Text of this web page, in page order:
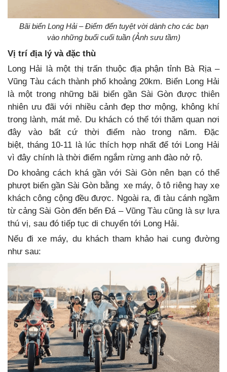
Bãi biển Long Hải – Điểm đến tuyệt vời dành cho các bạn
vào những buổi cuối tuần (Ảnh sưu tầm)
Vị trí địa lý và đặc thù
Long Hải là một thị trấn thuộc địa phận tỉnh Bà Rịa –
Vũng Tàu cách thành phố khoảng 20km. Biển Long Hải
là một trong những bãi biển gần Sài Gòn được thiên
nhiên ưu đãi với nhiều cảnh đẹp thơ mộng, không khí
trong lành, mát mẻ. Du khách có thể tới thăm quan nơi
đây vào bất cứ thời điểm nào trong năm. Đặc
biệt, tháng 10-11 là lúc thích hợp nhất để tới Long Hải
vì đây chính là thời điểm ngắm rừng anh đào nở rộ.
Do khoảng cách khá gần với Sài Gòn nên bạn có thể
phượt biển gần Sài Gòn bằng xe máy, ô tô riêng hay xe
khách công cộng đều được. Ngoài ra, đi tàu cánh ngầm
từ cảng Sài Gòn đến bến Đá – Vũng Tàu cũng là sự lựa
thú vị, sau đó tiếp tục di chuyển tới Long Hải.
Nếu đi xe máy, du khách tham khảo hai cung đường
như sau: